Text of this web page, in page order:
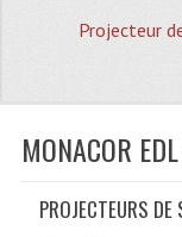
Projecteur
MONACOR
PROJECTEURS DE